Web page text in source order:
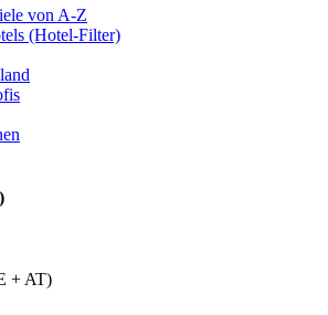
von A-Z
(Hotel-Filter)
+ AT)